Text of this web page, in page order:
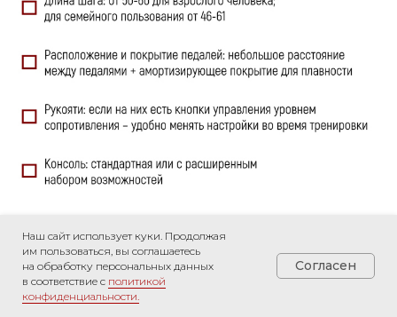
Наш сайт использует куки. Продолжая
им пользоваться, вы соглашаетесь
на обработку персональных данных
в соответствие с политикой
конфиденциальности.
Согласен